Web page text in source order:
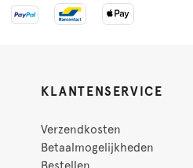
KLANTENSERVICE
Verzendkosten
Betaalmogelijkheden